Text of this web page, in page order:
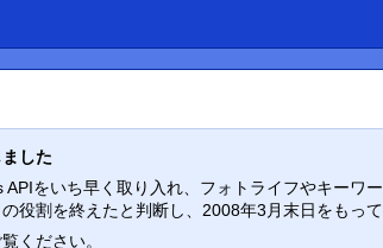
した
をいち早く取り入れ、フォトライフやキー
役割を終えたと判断し、2008年3月末日をもっ
ください。